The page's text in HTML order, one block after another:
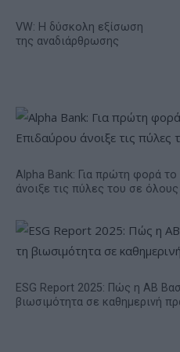
VW: Η δύσκολη εξίσωση
της αναδιάρθρωσης
Alpha Bank: Για πρώτη φορά
άνοιξε τις πύλες του σε όλους
ESG Report 2025: Πώς η ΑΒ
βιωσιμότητα σε καθημερινή